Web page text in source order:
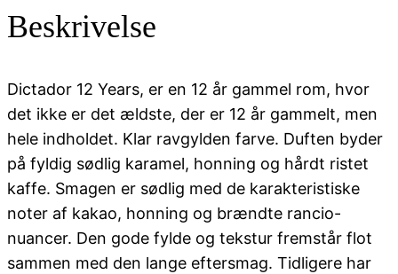
antal
Beskrivelse
Dictador 12 Years, er en 12 år gammel rom, hvor
det ikke er det ældste, der er 12 år gammelt, men
hele indholdet. Klar ravgylden farve. Duften byder
på fyldig sødlig karamel, honning og hårdt ristet
kaffe. Smagen er sødlig med de karakteristiske
noter af kakao, honning og brændte rancio-
nuancer. Den gode fylde og tekstur fremstår flot
sammen med den lange eftersmag. Tidligere har